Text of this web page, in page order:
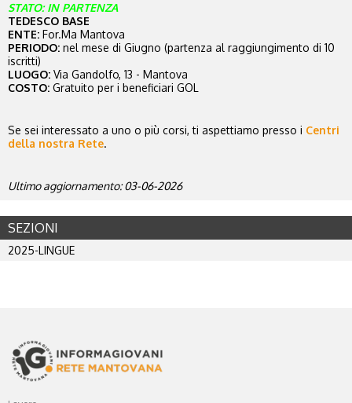
STATO: IN PARTENZA
TEDESCO BASE
ENTE: For.Ma Mantova
PERIODO: nel mese di Giugno (partenza al raggiungimento di 10
iscritti)
LUOGO: Via Gandolfo, 13 - Mantova
COSTO: Gratuito per i beneficiari GOL
Se sei interessato a uno o più corsi, ti aspettiamo presso i Centri
della nostra Rete.
Ultimo aggiornamento: 03-06-2026
SEZIONI
2025-LINGUE